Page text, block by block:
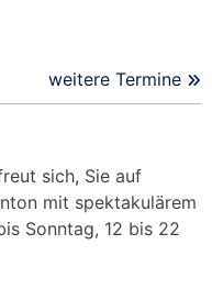
weitere Termine
sich, Sie auf
mit spektakulärem
Sonntag, 12 bis 22